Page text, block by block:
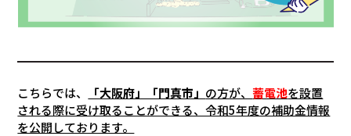
こちらでは、 「大阪府」「門真市」 の方が、蓄電池を設置
される際に受け取ることができる、令和5年度の補助金情報
を公開しております。